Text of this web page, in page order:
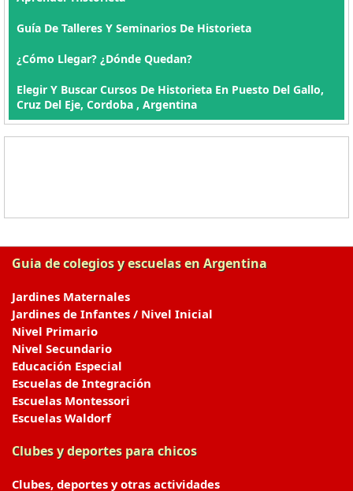
Guía De Talleres Y Seminarios De Historieta
¿Cómo Llegar? ¿Dónde Quedan?
Elegir Y Buscar Cursos De Historieta En Puesto Del Gallo,
Cruz Del Eje, Cordoba , Argentina
Guia de colegios y escuelas en Argentina
Jardines Maternales
Jardines de Infantes / Nivel Inicial
Nivel Primario
Nivel Secundario
Educación Especial
Escuelas de Integración
Escuelas Montessori
Escuelas Waldorf
Clubes y deportes para chicos
Clubes, deportes y otras actividades